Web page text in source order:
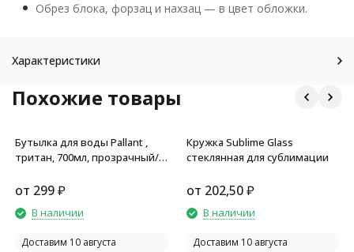
Обрез блока, форзац и нахзац — в цвет обложки.
Характеристики
Похожие товары
Бутылка для воды Pallant ,
тритан, 700мл, прозрачный/
от 299₽
В наличии
Доставим 10 августа
Кружка Sublime Glass
стеклянная для сублимации
от 202,50 ₽
В наличии
Доставим 10 августа